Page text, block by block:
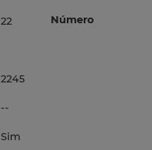
22 Número
2245
--
Sim